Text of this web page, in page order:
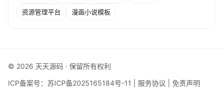
资源管理平台 漫画小说模板
© 2026 天天源码 · 保留所有权利
ICP备案号： 苏ICP备2025165184号-11 服务协议 免责声明